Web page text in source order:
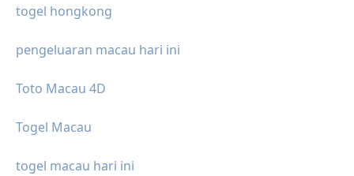
togel hongkong
pengeluaran macau hari ini
Toto Macau 4D
Togel Macau
togel macau hari ini